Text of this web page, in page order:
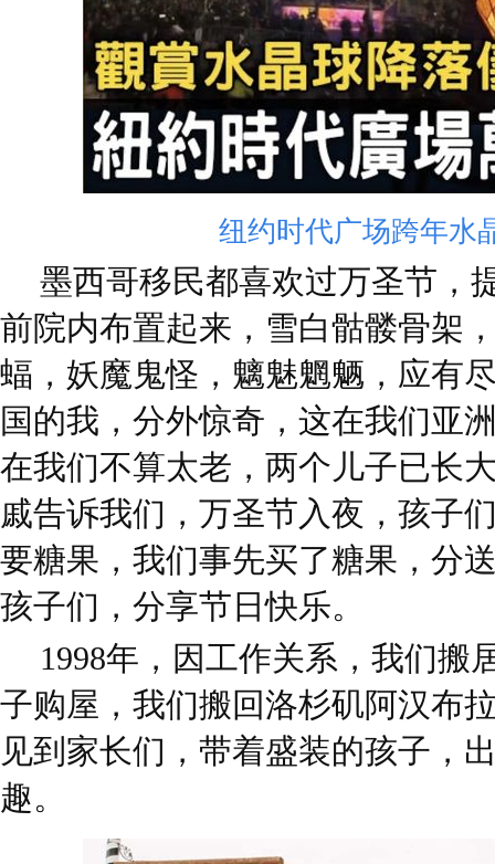
纽约时代广场跨年水
墨西哥移民都喜欢过万圣节，
前院内布置起来，雪白骷髅骨架
蝠，妖魔鬼怪，魑魅魍魉，应有
国的我，分外惊奇，这在我们亚
在我们不算太老，两个儿子已长
戚告诉我们，万圣节入夜，孩子
要糖果，我们事先买了糖果，分
孩子们，分享节日快乐。
1998年，因工作关系，我们搬
子购屋，我们搬回洛杉矶阿汉布
见到家长们，带着盛装的孩子，
趣。